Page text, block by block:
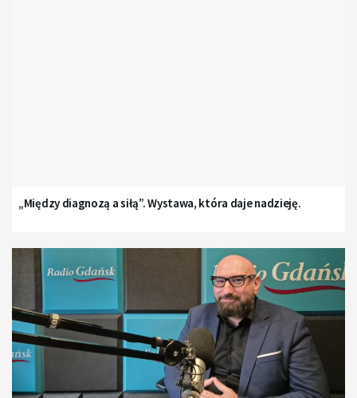
„Między diagnozą a siłą”. Wystawa, która daje nadzieję.